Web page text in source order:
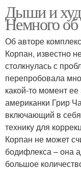
Дыши и
Немного об
Об авторе
Корпан, известно
столкнулась с
перепробовала
какой-то момент
американки Грир
включающий в
технику для
Корпан не может
бодифлекса – она
большое